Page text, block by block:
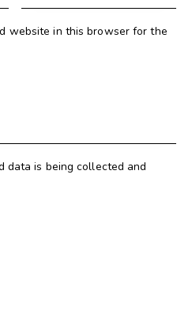
website in this browser for the
data is being collected and